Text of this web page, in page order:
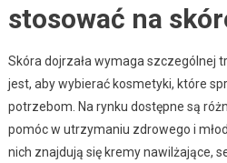
stosować na
Skóra dojrzała wymaga szczególnej
jest, aby wybierać kosmetyki, które
potrzebom. Na rynku dostępne są
pomóc w utrzymaniu zdrowego i
nich znajdują się kremy nawilżające,